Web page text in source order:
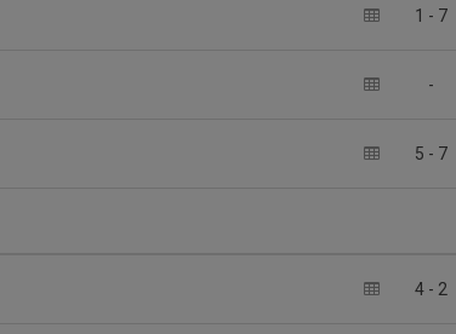
1 - 7
-
5 - 7
4 - 2